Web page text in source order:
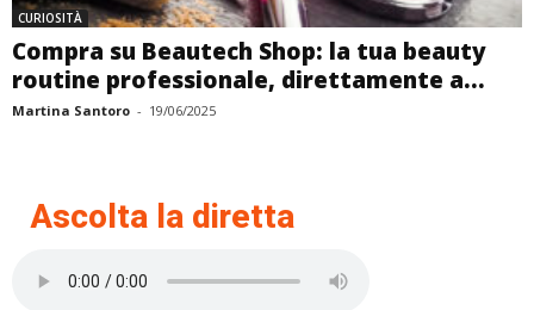
CURIOSITÀ
Compra su Beautech Shop: la tua beauty
routine professionale, direttamente a...
Martina Santoro - 19/06/2025
Ascolta la diretta